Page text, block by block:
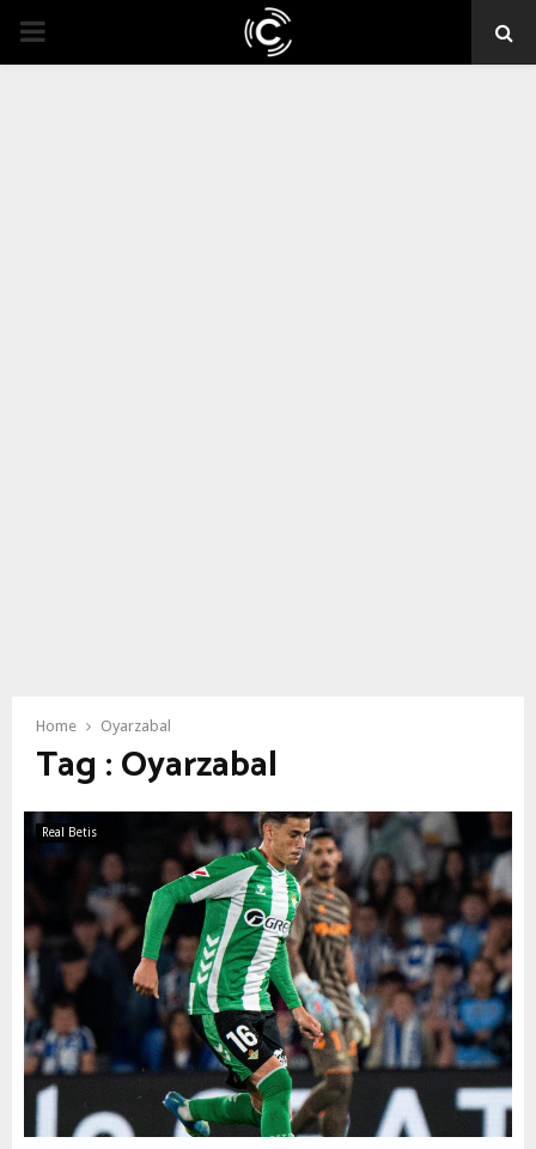
PRIMARY
Home Oyarzabal
Tag : Oyarzabal
Real Betis